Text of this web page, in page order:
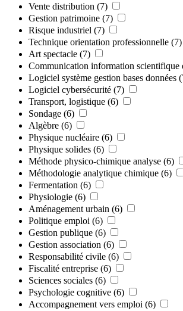
Vente distribution (7)
Gestion patrimoine (7)
Risque industriel (7)
Technique orientation professionnelle (7)
Art spectacle (7)
Communication information scientifique
Logiciel système gestion bases données
Logiciel cybersécurité (7)
Transport, logistique (6)
Sondage (6)
Algèbre (6)
Physique nucléaire (6)
Physique solides (6)
Méthode physico-chimique analyse (6)
Méthodologie analytique chimique (6)
Fermentation (6)
Physiologie (6)
Aménagement urbain (6)
Politique emploi (6)
Gestion publique (6)
Gestion association (6)
Responsabilité civile (6)
Fiscalité entreprise (6)
Sciences sociales (6)
Psychologie cognitive (6)
Accompagnement vers emploi (6)